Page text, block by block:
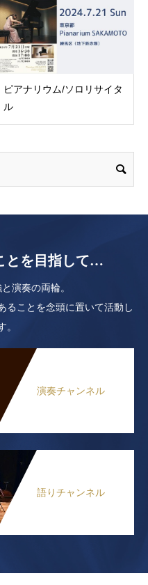
ピアナリウム/ソロリサイタ
ル
とを目指して…
演奏の両輪。
ることを念頭に置いて活動し
。
演奏チャンネル
語りチャンネル